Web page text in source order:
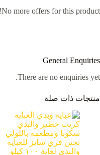
No more offers for this product!
General Enquiries
There are no enquiries yet.
منتجات ذات صلة